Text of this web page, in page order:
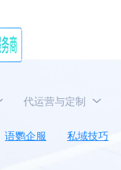
代运营与定制
语鹦企服 私域技巧